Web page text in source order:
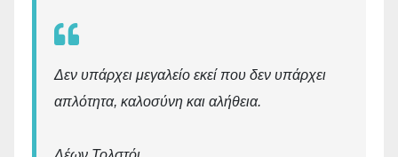
Δεν υπάρχει μεγαλείο εκεί που δεν υπάρχει
απλότητα, καλοσύνη και αλήθεια.